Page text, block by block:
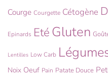
Courge Courgette Cétogène
Epinards Eté Gluten
Lentilles Low Carb
Noix Oeuf Pain Patate Douce